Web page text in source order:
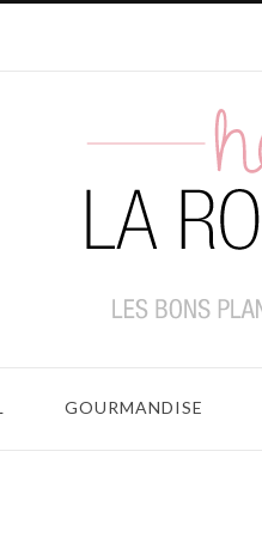
GOURMANDISE